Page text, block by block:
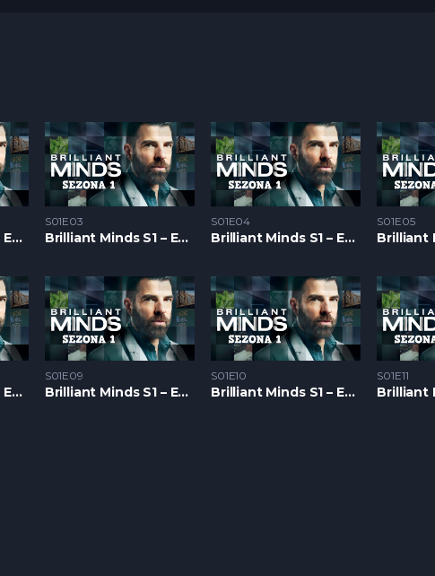
Brilliant Minds S1 – Epizoda 02
S01E03
Brilliant Minds S1 – Epizoda 03
S01E04
Brilliant Minds S1 – Epizoda 04
S01E05
Brilliant Minds S1 – Epizoda 08
S01E09
Brilliant Minds S1 – Epizoda 09
S01E10
Brilliant Minds S1 – Epizoda 10
S01E11